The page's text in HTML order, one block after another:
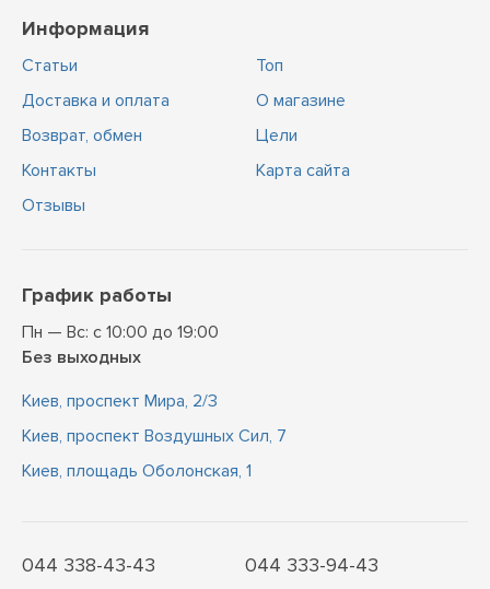
Информация
Статьи
Доставка и оплата
Возврат, обмен
Контакты
Отзывы
Топ
О магазине
Цели
Карта сайта
График работы
Пн — Вс: с 10:00 до 19:00
Без выходных
Киев, проспект Мира, 2/3
Киев, проспект Воздушных Сил, 7
Киев, площадь Оболонская, 1
044 338-43-43
044 333-94-43